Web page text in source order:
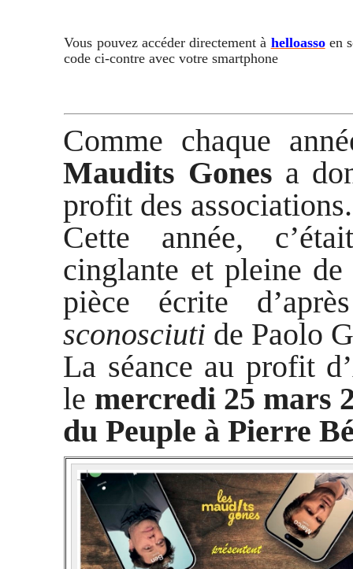
Vous pouvez accéder directement à helloassoen
code ci-contre avec votre smartphone
Comme chaque
Maudits Gones a
profit des associations.
Cette année,
cinglante et pleine de
pièce écrite
sconosciuti de Paolo
La séance au profit
le mercredi 25 mars
du Peuple à Pierre